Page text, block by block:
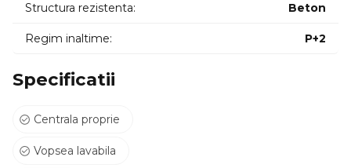
Structura rezistenta: Beton
Regim inaltime: P+2
Specificatii
Centrala proprie
Vopsea lavabila